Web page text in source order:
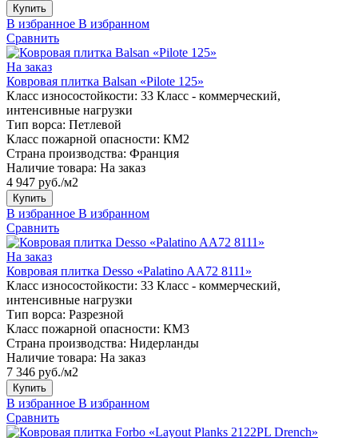
Купить
В избранное В избранном
Сравнить
На заказ
Ковровая плитка Balsan «Pilote 125»
Класс износостойкости: 33 Класс - коммерческий,
интенсивные нагрузки
Тип ворса: Петлевой
Класс пожарной опасности: КМ2
Страна производства: Франция
Наличие товара: На заказ
4 947 руб./м2
Купить
В избранное В избранном
Сравнить
На заказ
Ковровая плитка Desso «Palatino AA72 8111»
Класс износостойкости: 33 Класс - коммерческий,
интенсивные нагрузки
Тип ворса: Разрезной
Класс пожарной опасности: КМ3
Страна производства: Нидерланды
Наличие товара: На заказ
7 346 руб./м2
Купить
В избранное В избранном
Сравнить